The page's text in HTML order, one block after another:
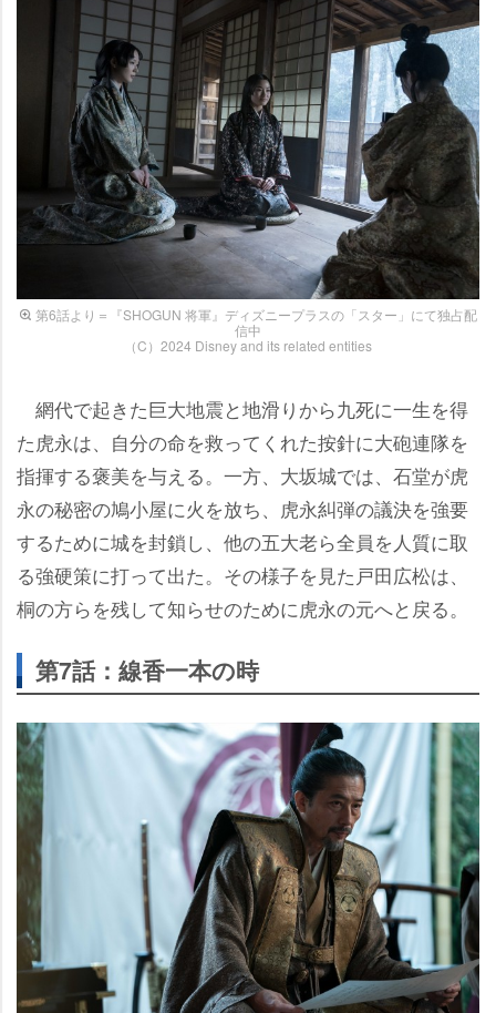
第6話より＝『SHOGUN 将軍』ディズニープラスの「スター」にて独占配
信中
（C）2024 Disney and its related entities
網代で起きた巨大地震と地滑りから九死に一生を得
た虎永は、自分の命を救ってくれた按針に大砲連隊を
指揮する褒美を与える。一方、大坂城では、石堂が虎
永の秘密の鳩小屋に火を放ち、虎永糾弾の議決を強要
するために城を封鎖し、他の五大老ら全員を人質に取
る強硬策に打って出た。その様子を見た戸田広松は、
桐の方らを残して知らせのために虎永の元へと戻る。
第7話：線香一本の時